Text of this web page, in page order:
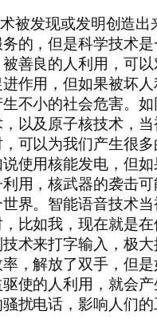
被发现或发明创造出
的，但是科学技术
善良的人利用，可
作用，但如果被坏人
不小的社会危害。
以及原子核技术，
可以为我们产生很多
使用核能发电，但如
用，核武器的袭击可
界。智能语音技术
比如我，现在就是在
术来打字输入，极大
，解放了双手，但是
使的人利用，就会
扰电话，影响人们